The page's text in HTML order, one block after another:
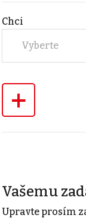
Chci
Vyberte
+
Vašemu
Upravte prosím